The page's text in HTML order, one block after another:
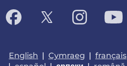
English | Cymraeg | français